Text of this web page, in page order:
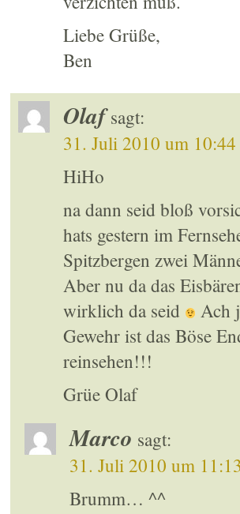
Liebe Grüße,
Ben
Olaf sagt:
31. Juli 2010 um
HiHo
na dann seid bloß
hats gestern im
Spitzbergen zwei
Aber nu da das
wirklich da seid
Ach
Gewehr ist das Böse
reinsehen!!!
Grüe Olaf
Marco sagt:
31. Juli 2010 um
Brumm… ^^